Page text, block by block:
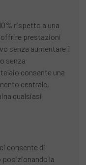
rispetto a una
prestazioni
senza aumentare il
senza
consente una
centrale,
qualsiasi
consente di
posizionando la